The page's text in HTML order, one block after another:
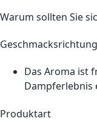
Warum sollten Sie
Geschmacksrichtung
Das Aroma ist
Dampferlebnis
Produktart